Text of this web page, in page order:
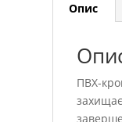
Опис
ПВХ-